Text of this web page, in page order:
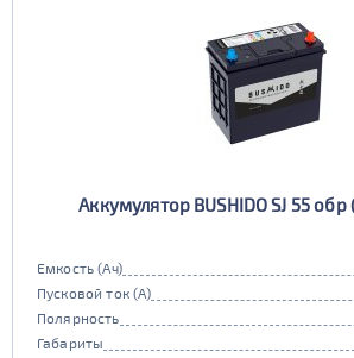
Аккумулятор BUSHIDO SJ 55 обр
Емкость (Ач)
Пусковой ток (А)
Полярность
Габариты